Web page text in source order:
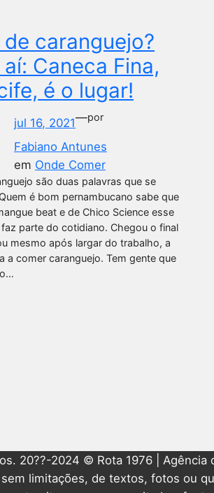
caranguejo?
Caneca Fina,
é o lugar!
jul 16, 2021—por
Fabiano Antunes
em Onde Comer
são duas palavras que se
é bom pernambucano sabe que
beat e de Chico Science esse
parte do cotidiano. Chegou o final
mesmo após largar do trabalho, a
a comer caranguejo. Tem gente que
20??-2024 © Rota 1976 | Agência
limitações, de textos, fotos ou